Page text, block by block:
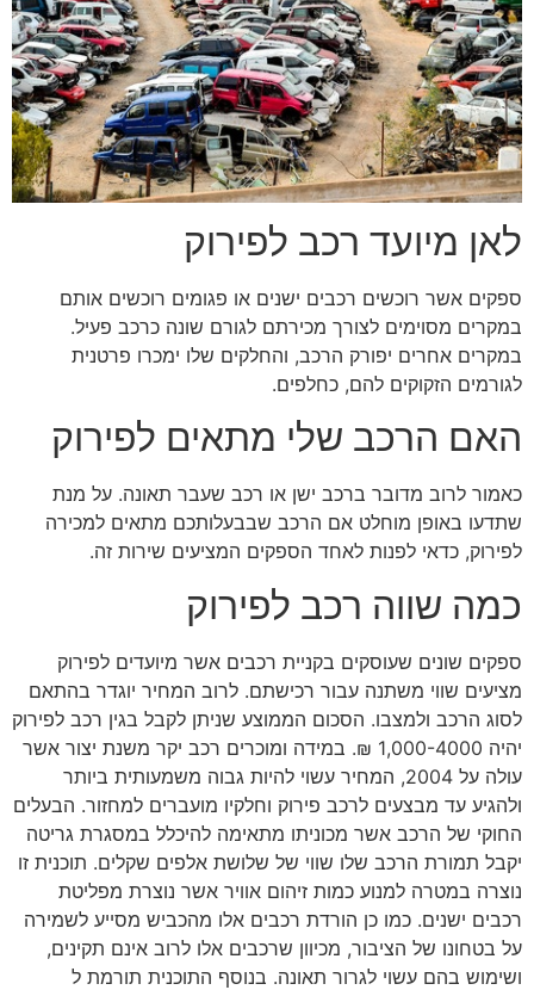
לאן מיועד רכב לפירוק
ספקים אשר רוכשים רכבים ישנים או פגומים רוכשים אותם
במקרים מסוימים לצורך מכירתם לגורם שונה כרכב פעיל.
במקרים אחרים יפורק הרכב, והחלקים שלו ימכרו פרטנית
לגורמים הזקוקים להם, כחלפים.
האם הרכב שלי מתאים לפירוק
כאמור לרוב מדובר ברכב ישן או רכב שעבר תאונה. על מנת
שתדעו באופן מוחלט אם הרכב שבבעלותכם מתאים למכירה
לפירוק, כדאי לפנות לאחד הספקים המציעים שירות זה.
כמה שווה רכב לפירוק
ספקים שונים שעוסקים בקניית רכבים אשר מיועדים לפירוק
מציעים שווי משתנה עבור רכישתם. לרוב המחיר יוגדר בהתאם
לסוג הרכב ולמצבו. הסכום הממוצע שניתן לקבל בגין רכב לפירוק
יהיה 1,000-4000 ₪. במידה ומוכרים רכב יקר משנת יצור אשר
עולה על 2004, המחיר עשוי להיות גבוה משמעותית ביותר
ולהגיע עד מבצעים לרכב פירוק וחלקיו מועברים למחזור. הבעלים
החוקי של הרכב אשר מכוניתו מתאימה להיכלל במסגרת גריטה
יקבל תמורת הרכב שלו שווי של שלושת אלפים שקלים. תוכנית זו
נוצרה במטרה למנוע כמות זיהום אוויר אשר נוצרת מפליטת
רכבים ישנים. כמו כן הורדת רכבים אלו מהכביש מסייע לשמירה
על בטחונו של הציבור, מכיוון שרכבים אלו לרוב אינם תקינים,
ושימוש בהם עשוי לגרור תאונה. בנוסף התוכנית תורמת ל